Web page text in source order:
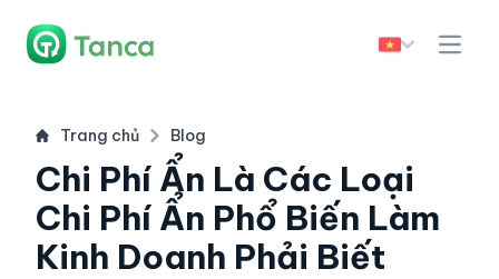
Trang chủ Blog
Chi Phí Ẩn Là Các Loại
Chi Phí Ẩn Phổ Biến Làm
Kinh Doanh Phải Biết